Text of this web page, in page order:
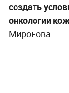
создать
онкологии
Миронова.